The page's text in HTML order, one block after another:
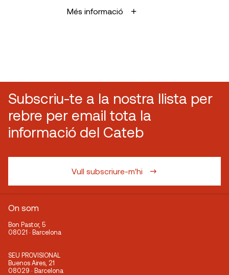
Més informació
Subscriu-te a la nostra llista per
rebre per email tota la
informació del Cateb
Vull subscriure-m'hi
On som
Bon Pastor, 5
08021 · Barcelona
SEU PROVISIONAL
Buenos Aires, 21
08029 · Barcelona